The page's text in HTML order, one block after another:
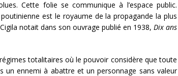
Cette folie se communique à l’espace public.
est le royaume de la propagande la plus
notait dans son ouvrage publié en 1938, Dix ans
totalitaires où le pouvoir considère que toute
un ennemi à abattre et un personnage sans valeur